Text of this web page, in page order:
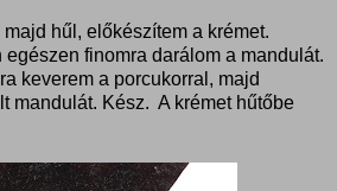
hűl, előkészítem a krémet.
finomra darálom a mandulát.
keverem a porcukorral, majd
mandulát. Kész. A krémet hűtőbe